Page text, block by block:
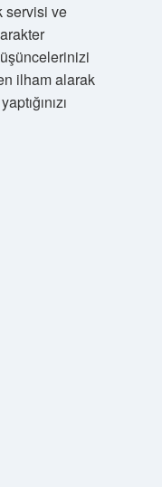
servisi ve
ilham alarak